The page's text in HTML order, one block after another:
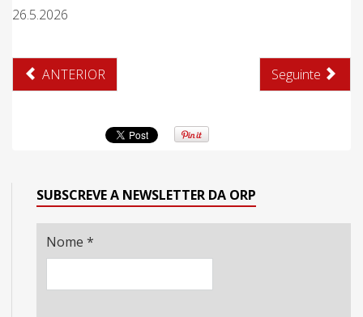
26.5.2026
ANTERIOR Seguinte
SUBSCREVE A NEWSLETTER DA ORP
Nome *